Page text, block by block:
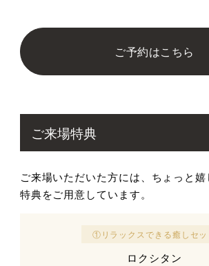
ご予約はこちら
ご来場特典
ご来場いただいた方には、ちょっと嬉
特典をご用意しています。
①リラックスできる癒しセッ
ロクシタン